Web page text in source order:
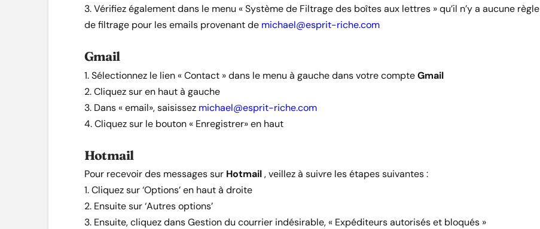
3. Vérifiez également dans le menu « Système de Filtrage des boîtes aux lettres » qu’il n’y a aucune règle
de filtrage pour les emails provenant de michael@esprit-riche.com
Gmail
1. Sélectionnez le lien « Contact » dans le menu à gauche dans votre compteGmail
2. Cliquez sur en haut à gauche
3. Dans « email», saisissez michael@esprit-riche.com
4. Cliquez sur le bouton « Enregistrer» en haut
Hotmail
Pour recevoir des messages sur Hotmail, veillez à suivre les étapes suivantes :
1. Cliquez sur ‘Options’ en haut à droite
2. Ensuite sur ‘Autres options’
3. Ensuite, cliquez dans Gestion du courrier indésirable, « Expéditeurs autorisés et bloqués »